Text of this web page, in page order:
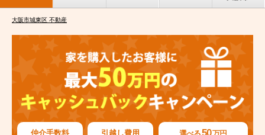
大阪市城東区 不動産
仲介手数料
引越し費用
50